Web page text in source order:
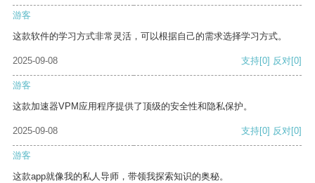
游客
这款软件的学习方式非常灵活，可以根据自己的需求选择学习方式。
2025-09-08 支持[0] 反对[0]
游客
这款加速器VPM应用程序提供了顶级的安全性和隐私保护。
2025-09-08 支持[0] 反对[0]
游客
这款app就像我的私人导师，带领我探索知识的奥秘。